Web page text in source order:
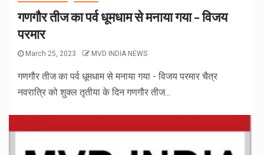
गणगौर तीज का पर्व धूमधाम से मनाया गया – विजय
परमार
March 25, 2023 MVD INDIA NEWS
गणगौर तीज का पर्व धूमधाम से मनाया गया - विजय परमार चैत्र
नवरात्रि को शुक्ल तृतीया के दिन गणगौर तीज...